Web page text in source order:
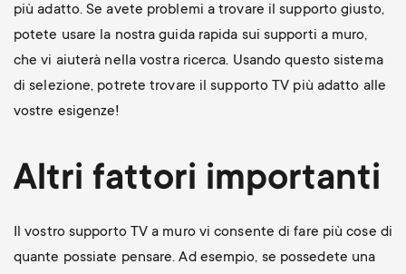
più adatto. Se avete problemi a trovare il supporto giusto,
potete usare la nostra guida rapida sui supporti a muro,
che vi aiuterà nella vostra ricerca. Usando questo sistema
di selezione, potrete trovare il supporto TV più adatto alle
vostre esigenze!
Altri fattori importanti
Il vostro supporto TV a muro vi consente di fare più cose di
quante possiate pensare. Ad esempio, se possedete una